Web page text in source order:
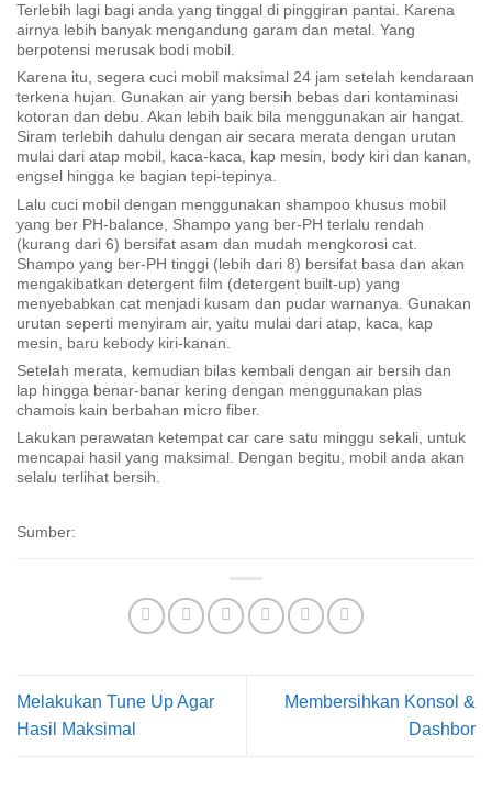
Terlebih lagi bagi anda yang tinggal di pinggiran pantai. Karena
airnya lebih banyak mengandung garam dan metal. Yang
berpotensi merusak bodi mobil.
Karena itu, segera cuci mobil maksimal 24 jam setelah kendaraan
terkena hujan. Gunakan air yang bersih bebas dari kontaminasi
kotoran dan debu. Akan lebih baik bila menggunakan air hangat.
Siram terlebih dahulu dengan air secara merata dengan urutan
mulai dari atap mobil, kaca-kaca, kap mesin, body kiri dan kanan,
engsel hingga ke bagian tepi-tepinya.
Lalu cuci mobil dengan menggunakan shampoo khusus mobil
yang ber PH-balance, Shampo yang ber-PH terlalu rendah
(kurang dari 6) bersifat asam dan mudah mengkorosi cat.
Shampo yang ber-PH tinggi (lebih dari 8) bersifat basa dan akan
mengakibatkan detergent film (detergent built-up) yang
menyebabkan cat menjadi kusam dan pudar warnanya. Gunakan
urutan seperti menyiram air, yaitu mulai dari atap, kaca, kap
mesin, baru kebody kiri-kanan.
Setelah merata, kemudian bilas kembali dengan air bersih dan
lap hingga benar-banar kering dengan menggunakan plas
chamois kain berbahan micro fiber.
Lakukan perawatan ketempat car care satu minggu sekali, untuk
mencapai hasil yang maksimal. Dengan begitu, mobil anda akan
selalu terlihat bersih.
Sumber:
Melakukan Tune Up Agar
Hasil Maksimal
Membersihkan Konsol &
Dashbor